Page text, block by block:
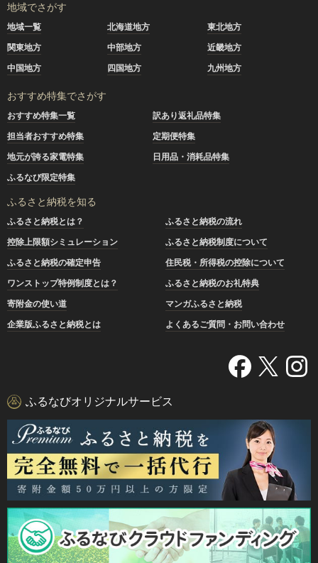
地域でさがす
地域一覧 北海道地方
東北地方
関東地方
中部地方
近畿地方
中国地方
四国地方 九州地方
おすすめ特集でさがす
おすすめ特集一覧
訳あり返礼品特集
担当者おすすめ特集
定期便特集
地元が誇る家電特集
日用品・消耗品特集
ふるなび限定特集
ふるさと納税を知る
ふるさと納税とは？
ふるさと納税の流れ
控除上限額シミュレーション
ふるさと納税制度について
ふるさと納税の確定申告
住民税・所得税の控除について
ワンストップ特例制度とは？
ふるさと納税のお礼特典
寄附金の使い道
マンガふるさと納税
企業版ふるさと納税とは
よくあるご質問・お問い合わせ
ふるなびオリジナルサービス